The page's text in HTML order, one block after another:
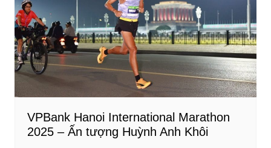
VPBank Hanoi International Marathon
2025 – Ấn tượng Huỳnh Anh Khôi